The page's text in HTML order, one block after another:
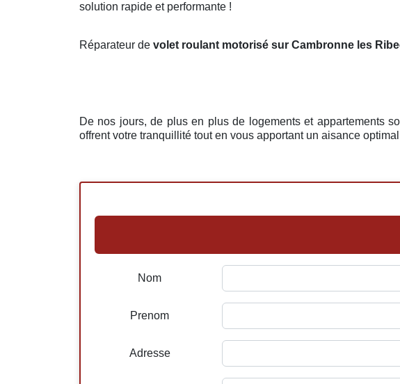
solution rapide et performante !
Réparateur de volet roulant motorisé sur Cambronne les
De nos jours, de plus en plus de logements et appartements
offrent votre tranquillité tout en vous apportant un aisance optimal
Nom
Prenom
Adresse